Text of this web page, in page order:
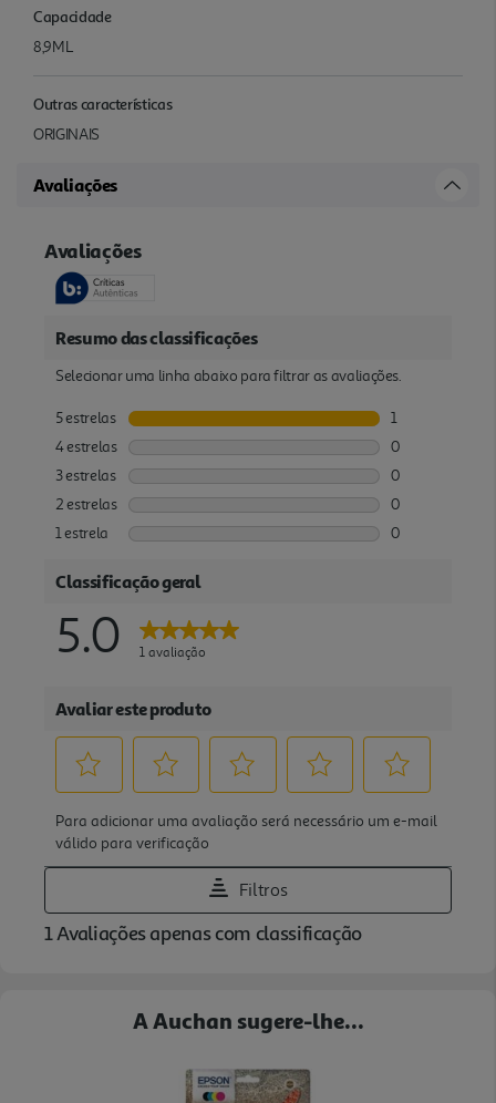
Capacidade
8,9ML
Outras características
ORIGINAIS
Avaliações
A Auchan sugere-lhe...